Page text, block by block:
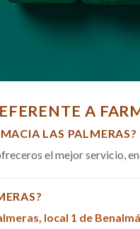
A
LAS PALMERAS?
el mejor servicio,
local 1 de